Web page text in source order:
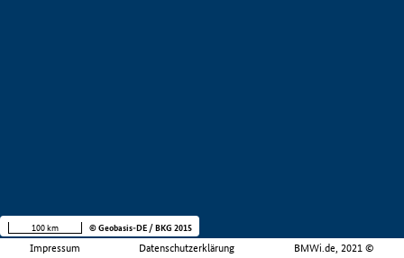
Impressum Datenschutzerklärung BMWi.de, 2021 ©
100 km © Geobasis-DE / BKG 2015